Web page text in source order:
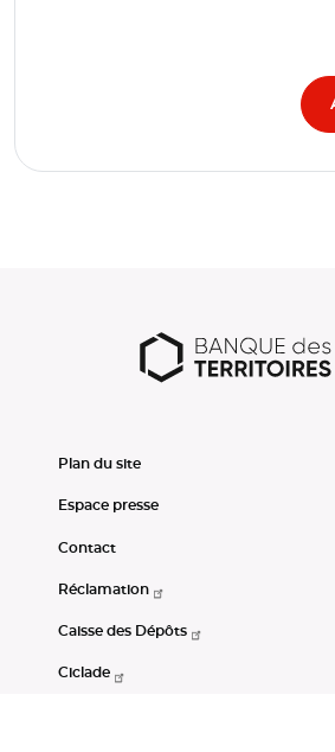
Plan du site
Espace presse
Contact
Réclamation
Caisse des Dépôts
Ciclade